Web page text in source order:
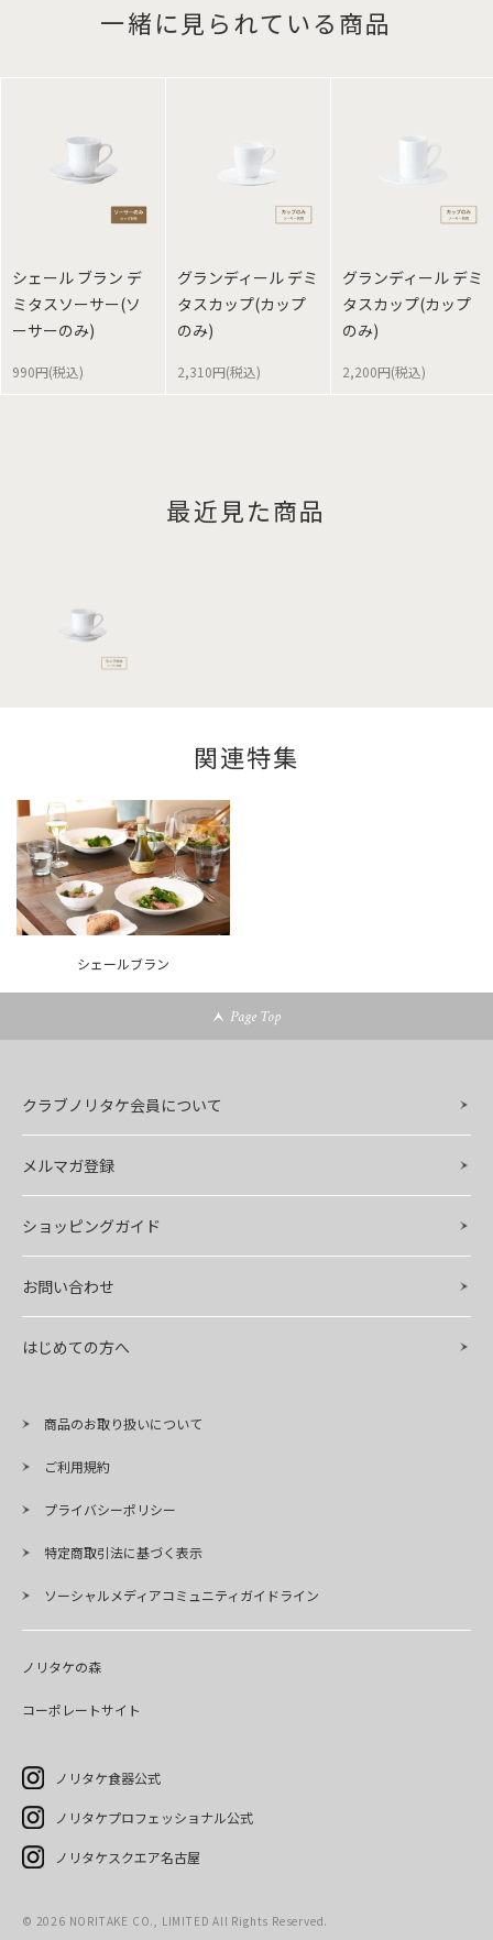
一緒に見られている商品
シェール ブラン デ
ミタスソーサー(ソ
ーサーのみ)
990円(税込)
グランディール デミ
タスカップ(カップ
のみ)
2,310円(税込)
グランディール デミ
タスカップ(カップ
のみ)
2,200円(税込)
最近見た商品
関連特集
シェールブラン
Page Top
クラブノリタケ会員について
メルマガ登録
ショッピングガイド
お問い合わせ
はじめての方へ
商品のお取り扱いについて
ご利用規約
プライバシーポリシー
特定商取引法に基づく表示
ソーシャルメディアコミュニティガイドライン
ノリタケの森
コーポレートサイト
ノリタケ食器公式
ノリタケプロフェッショナル公式
ノリタケスクエア名古屋
© 2026 NORITAKE CO., LIMITED All Rights Reserved.